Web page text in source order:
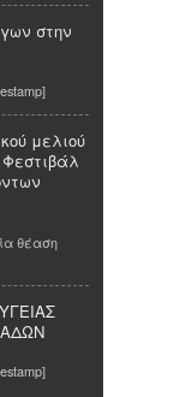
στην
μελιού
θέαση